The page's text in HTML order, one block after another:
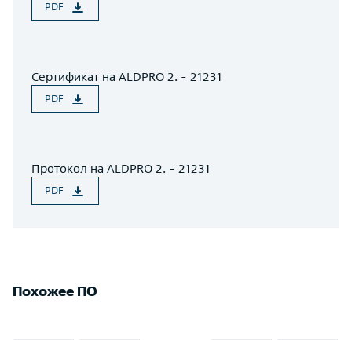
PDF
Сертификат на ALDPRO 2. - 21231
PDF
Протокол на ALDPRO 2. - 21231
PDF
Похожее ПО